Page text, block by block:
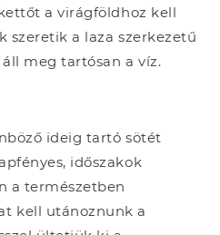
a virágföldhoz kell
szeretik a laza szerkezetű
meg tartósan a víz.
ideig tartó sötét
időszakok
a természetben
kell utánoznunk a